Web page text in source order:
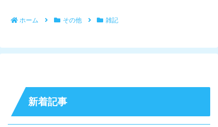
ホーム その他 雑記
新着記事